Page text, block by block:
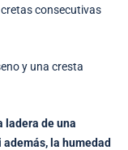
consecutivas
y una cresta
ladera de una
además, la humedad